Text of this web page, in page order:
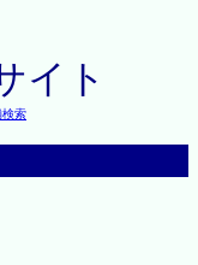
イト
検索